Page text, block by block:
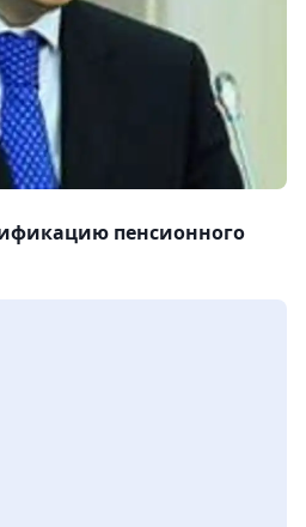
пенсионного